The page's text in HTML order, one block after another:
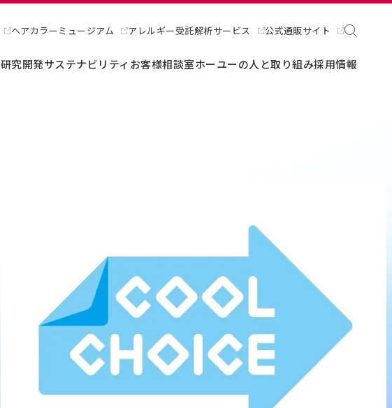
ヘアカラーミュージアム アレルギー受託解析サービス 公式通販サイト
研究開発サステナビリティ お客様相談室ホーユーの人と取り組み採用情報